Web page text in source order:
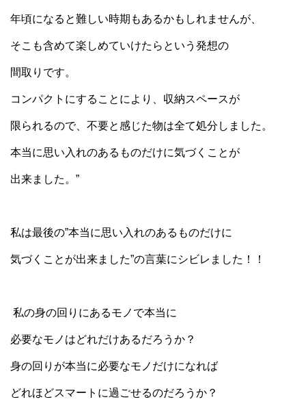
年頃になると難しい時期もあるかもしれませんが、
そこも含めて楽しめていけたらという発想の
間取りです。
コンパクトにすることにより、収納スペースが
限られるので、不要と感じた物は全て処分しました。
本当に思い入れのあるものだけに気づくことが
出来ました。”
私は最後の”本当に思い入れのあるものだけに
気づくことが出来ました”の言葉にシビレました！！
私の身の回りにあるモノで本当に
必要なモノはどれだけあるだろうか？
身の回りが本当に必要なモノだけになれば
どれほどスマートに過ごせるのだろうか？